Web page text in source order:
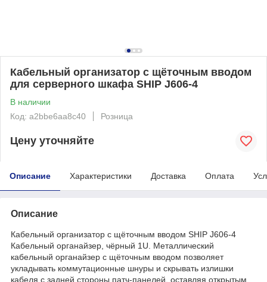
Кабельный организатор с щёточным вводом
для серверного шкафа SHIP J606-4
В наличии
Код: a2bbe6aa8c40
Розница
Цену уточняйте
Описание Характеристики Доставка Оплата
Описание
Кабельный организатор с щёточным вводом SHIP J606-4
Кабельный органайзер, чёрный 1U. Металлический
кабельный органайзер с щёточным вводом позволяет
укладывать коммутационные шнуры и скрывать излишки
кабеля с задней стороны патч-панелей, оставляя открытым